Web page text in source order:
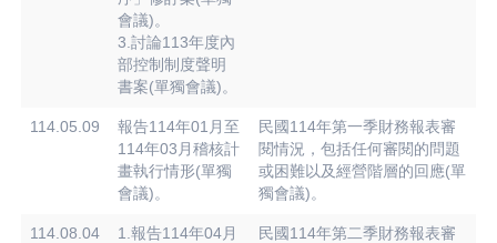
會議)。
3.討論113年度內
部控制制度聲明
書案(單獨會議)。
114.05.09
報告114年01月至
114年03月稽核計
畫執行情形(單獨
會議)。
民國114年第一季財務報表審
閱情況，包括任何審閱的問題
或困難以及經營階層的回應(單
獨會議)。
114.08.04
1.報告114年04月
民國114年第二季財務報表審